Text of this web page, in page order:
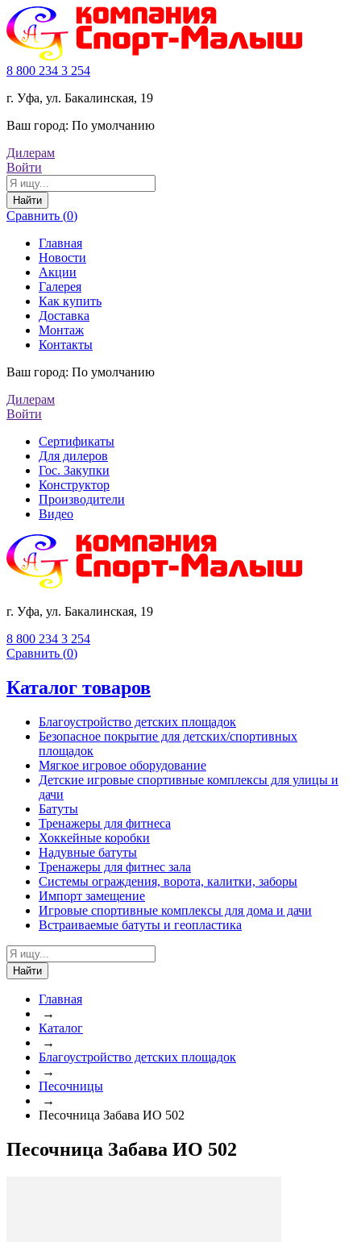
8 800 234 3 254
г. Уфа, ул. Бакалинская, 19
Ваш город: По умолчанию
Дилерам
Войти
Найти
Сравнить (0)
Главная
Новости
Акции
Галерея
Как купить
Доставка
Монтаж
Контакты
Ваш город: По умолчанию
Дилерам
Войти
Сертификаты
Для дилеров
Гос. Закупки
Конструктор
Производители
Видео
г. Уфа, ул. Бакалинская, 19
8 800 234 3 254
Сравнить (0)
Каталог товаров
Благоустройство детских площадок
Безопасное покрытие для детских/спортивных
площадок
Мягкое игровое оборудование
Детские игровые спортивные комплексы для улицы и
дачи
Батуты
Тренажеры для фитнеса
Хоккейные коробки
Надувные батуты
Тренажеры для фитнес зала
Системы ограждения, ворота, калитки, заборы
Импорт замещение
Игровые спортивные комплексы для дома и дачи
Встраиваемые батуты и геопластика
Найти
Главная
→
Каталог
→
Благоустройство детских площадок
→
Песочницы
→
Песочница Забава ИО 502
Песочница Забава ИО 502